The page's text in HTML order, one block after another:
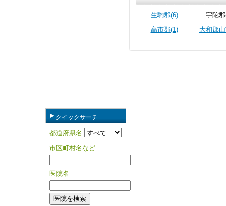
生駒郡(6)
宇陀
高市郡(1)
大和郡
クイックサーチ
都道府県名
市区町村名など
医院名